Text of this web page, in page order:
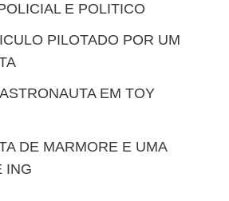
E POLITICO
PILOTADO POR UM
EM TOY
DE MARMORE E UMA
ING